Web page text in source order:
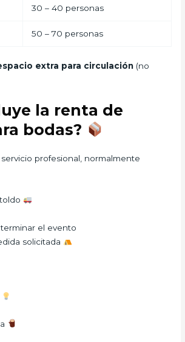
30 – 40 personas
50 – 70 personas
extra para circulación(no
la renta de
bodas?
profesional, normalmente
el evento
solicitada